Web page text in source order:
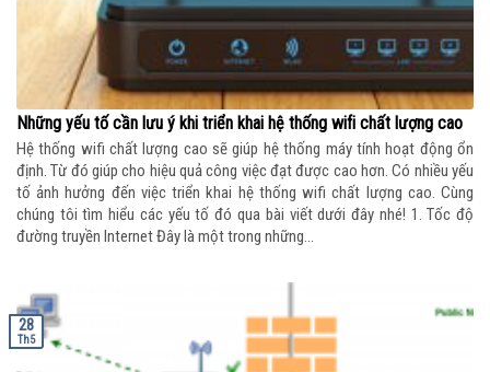
Những yếu tố cần lưu ý khi triển khai hệ thống wifi chất lượng cao
Hệ thống wifi chất lượng cao sẽ giúp hệ thống máy tính hoạt động ổn
định. Từ đó giúp cho hiệu quả công việc đạt được cao hơn. Có nhiều yếu
tố ảnh hưởng đến việc triển khai hệ thống wifi chất lượng cao. Cùng
chúng tôi tìm hiểu các yếu tố đó qua bài viết dưới đây nhé! 1. Tốc độ
đường truyền Internet Đây là một trong những...
28
Th5